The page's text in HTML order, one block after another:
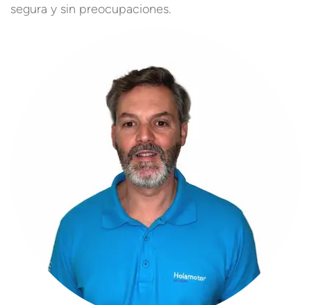
segura y sin preocupaciones.